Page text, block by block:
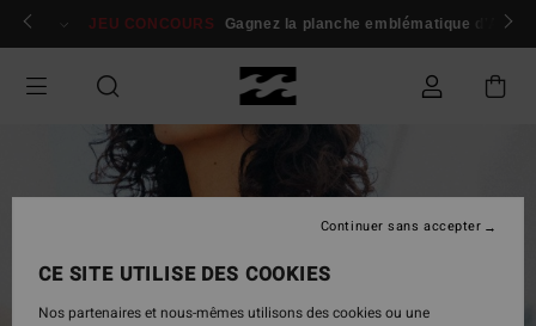
Passer
Se connecter / s'inscrire
JEU CONCOURS Gagnez la planche emblématique d'Andy
CE SITE UTILISE DES COOKIES
Nos partenaires et nous-mêmes utilisons des cookies ou une
Continuer sans accepter